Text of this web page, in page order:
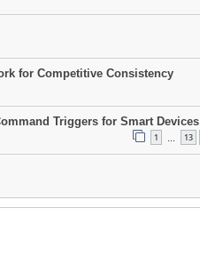
for Competitive Consistency
Triggers for Smart Devices
1 … 13